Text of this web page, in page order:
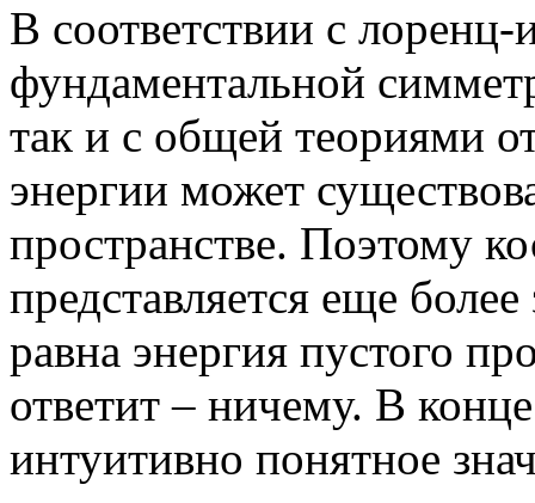
В соответствии с
фундаментальной
так и с общей теориями
энергии может
пространстве. Поэтому
представляется еще
равна энергия пустого
ответит – ничему. В
интуитивно понятное